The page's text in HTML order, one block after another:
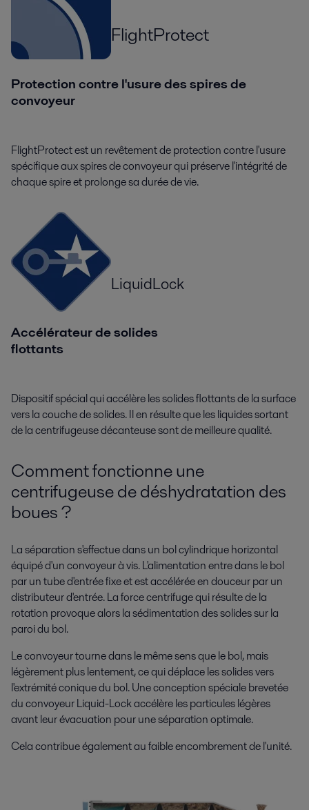
FlightProtect
Protection contre l'usure des spires de
convoyeur
FlightProtect est un revêtement de protection contre l'usure
spécifique aux spires de convoyeur qui préserve l'intégrité de
chaque spire et prolonge sa durée de vie.
LiquidLock
Accélérateur de solides
flottants
Dispositif spécial qui accélère les solides flottants de la surface
vers la couche de solides. Il en résulte que les liquides sortant
de la centrifugeuse décanteuse sont de meilleure qualité.
Comment fonctionne une
centrifugeuse de déshydratation des
boues ?
La séparation s'effectue dans un bol cylindrique horizontal
équipé d'un convoyeur à vis. L'alimentation entre dans le bol
par un tube d'entrée fixe et est accélérée en douceur par un
distributeur d'entrée. La force centrifuge qui résulte de la
rotation provoque alors la sédimentation des solides sur la
paroi du bol.
Le convoyeur tourne dans le même sens que le bol, mais
légèrement plus lentement, ce qui déplace les solides vers
l'extrémité conique du bol. Une conception spéciale brevetée
du convoyeur Liquid-Lock accélère les particules légères
avant leur évacuation pour une séparation optimale.
Cela contribue également au faible encombrement de l'unité.